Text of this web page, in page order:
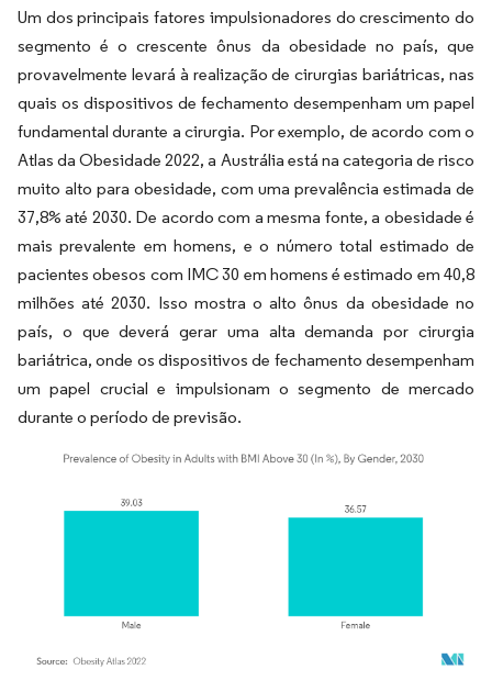
Um dos principais fatores impulsionadores do crescimento do
segmento é o crescente ônus da obesidade no país, que
provavelmente levará à realização de cirurgias bariátricas, nas
quais os dispositivos de fechamento desempenham um papel
fundamental durante a cirurgia. Por exemplo, de acordo com o
Atlas da Obesidade 2022, a Austrália está na categoria de risco
muito alto para obesidade, com uma prevalência estimada de
37,8% até 2030. De acordo com a mesma fonte, a obesidade é
mais prevalente em homens, e o número total estimado de
pacientes obesos com IMC 30 em homens é estimado em 40,8
milhões até 2030. Isso mostra o alto ônus da obesidade no
país, o que deverá gerar uma alta demanda por cirurgia
bariátrica, onde os dispositivos de fechamento desempenham
um papel crucial e impulsionam o segmento de mercado
durante o período de previsão.